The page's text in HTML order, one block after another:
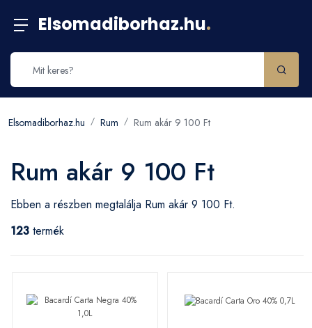
Elsomadiborhaz.hu.
Elsomadiborhaz.hu Rum Rum akár 9 100 Ft
Rum akár 9 100 Ft
Ebben a részben megtalálja Rum akár 9 100 Ft.
123 termék